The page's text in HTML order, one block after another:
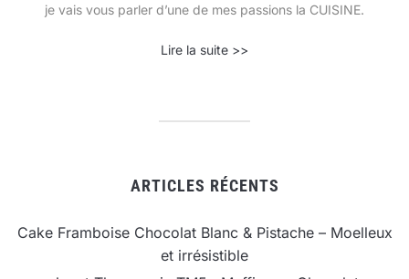
je vais vous parler d’une de mes passions la CUISINE.
Lire la suite >>
ARTICLES RÉCENTS
Cake Framboise Chocolat Blanc & Pistache – Moelleux
et irrésistible